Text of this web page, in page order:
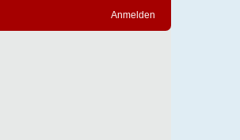
Anmelden